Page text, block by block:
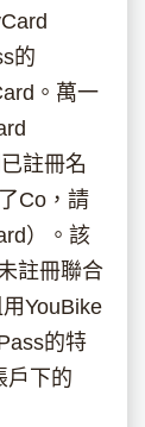
的
。萬一
註冊名
Co，請
）。該
註冊聯合
YouBike
的特
戶下的